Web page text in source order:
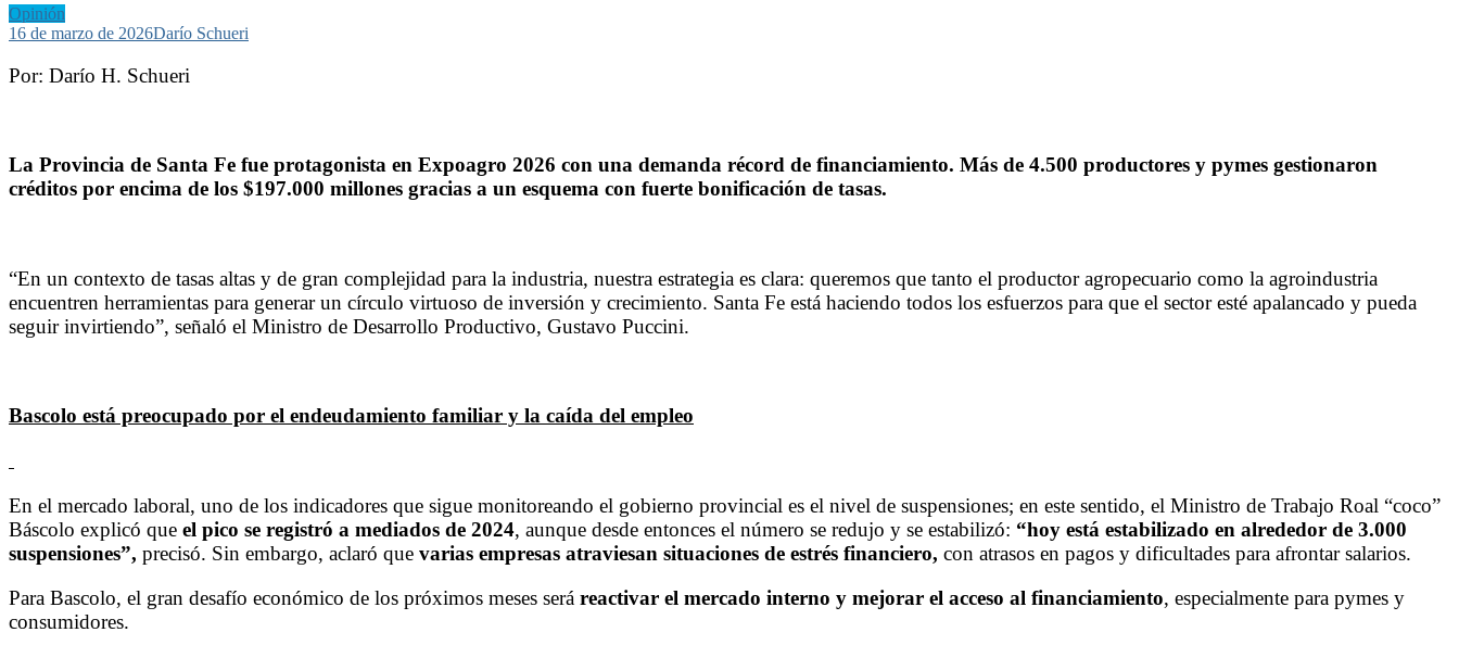
Opinión
16 de marzo de 2026Darío Schueri
Por: Darío H. Schueri
La Provincia de Santa Fe fue protagonista en Expoagro 2026 con una demanda récord de financiamiento. Más de 4.500 productores y pymes gestionaron
créditos por encima de los $197.000 millones gracias a un esquema con fuerte bonificación de tasas.
“En un contexto de tasas altas y de gran complejidad para la industria, nuestra estrategia es clara: queremos que tanto el productor agropecuario como la agroindustria
encuentren herramientas para generar un círculo virtuoso de inversión y crecimiento. Santa Fe está haciendo todos los esfuerzos para que el sector esté apalancado y pueda
seguir invirtiendo”, señaló el Ministro de Desarrollo Productivo, Gustavo Puccini.
Bascolo está preocupado por el endeudamiento familiar y la caída del empleo
En el mercado laboral, uno de los indicadores que sigue monitoreando el gobierno provincial es el nivel de suspensiones; en este sentido, el Ministro de Trabajo Roal “coco”
Báscolo explicó que el pico se registró a mediados de 2024, aunque desde entonces el número se redujo y se estabilizó: “hoy está estabilizado en alrededor de 3.000
suspensiones”, precisó. Sin embargo, aclaró que varias empresas atraviesan situaciones de estrés financiero, con atrasos en pagos y dificultades para afrontar salarios.
Para Bascolo, el gran desafío económico de los próximos meses será reactivar el mercado interno y mejorar el acceso al financiamiento, especialmente para pymes y
consumidores.